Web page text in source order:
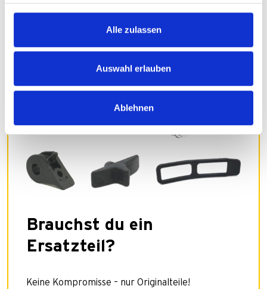
Alle zulassen
Auswahl erlauben
Ablehnen
Brauchst du ein
Ersatzteil?
Keine Kompromisse – nur Originalteile!